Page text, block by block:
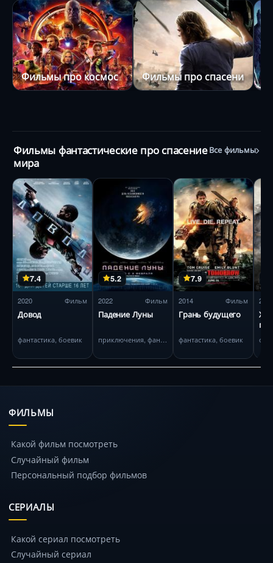
Фильмы про космос Фильмы про спасение
Фильмы фантастические про спасение
мира
Все фильмы
7.4
2020 Фильм
Довод
фантастика, боевик
5.2
2022 Фильм
Падение Луны
7.9
2014 Фильм
Грань будущего
фантастика, боевик
2018
ФИЛЬМЫ
Какой фильм посмотреть
Случайный фильм
Персональный подбор фильмов
СЕРИАЛЫ
Какой сериал посмотреть
Случайный сериал